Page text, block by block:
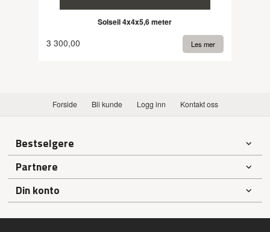
Solseil 4x4x5,6 meter
3 300,00 Les mer
Forside Bli kunde Logg inn Kontakt oss
Bestselgere
Partnere
Din konto